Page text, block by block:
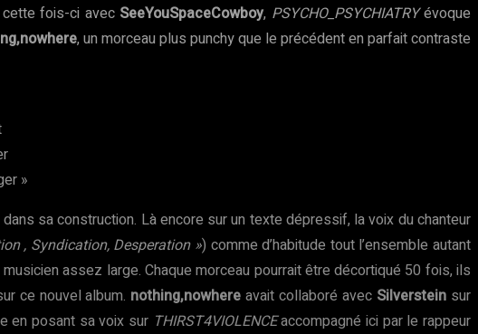
fois-ci avec SeeYouSpaceCowboy, PSYCHO_PSYCHIATRYévoque
, un morceau plus punchy que le précédent en parfait contraste
»
sa construction. Là encore sur un texte dépressif, la voix du chanteur
, Syndication, Desperation ») comme d’habitude tout l’ensemble autant
assez large. Chaque morceau pourrait être décortiqué 50 fois, ils
ce nouvel album. nothing,nowhere avait collaboré avec Silverstein sur
en posant sa voix sur THIRST4VIOLENCEaccompagné ici par le rappeur